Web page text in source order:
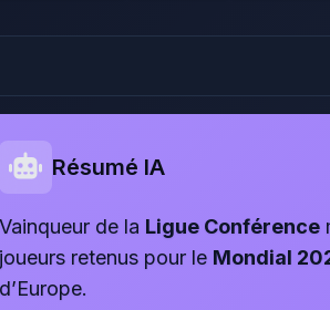
Résumé IA
Vainqueur de la Ligue Conférence
joueurs retenus pour le Mondial
d’Europe.